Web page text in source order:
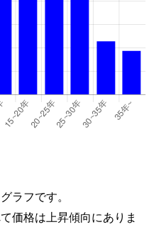
ラフです。
価格は上昇傾向にありま